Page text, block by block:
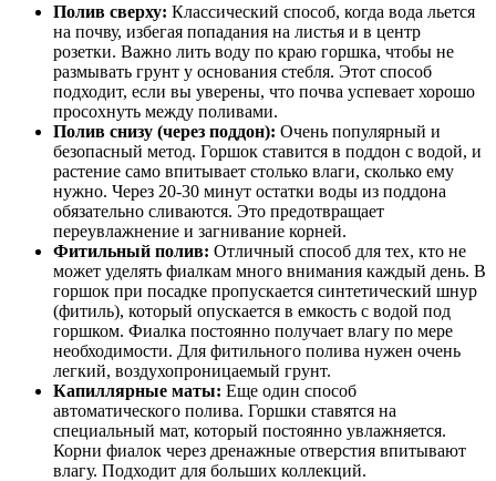
Полив сверху: Классический способ, когда вода льется
на почву, избегая попадания на листья и в центр
розетки. Важно лить воду по краю горшка, чтобы не
размывать грунт у основания стебля. Этот способ
подходит, если вы уверены, что почва успевает хорошо
просохнуть между поливами.
Полив снизу (через поддон): Очень популярный и
безопасный метод. Горшок ставится в поддон с водой, и
растение само впитывает столько влаги, сколько ему
нужно. Через 20-30 минут остатки воды из поддона
обязательно сливаются. Это предотвращает
переувлажнение и загнивание корней.
Фитильный полив: Отличный способ для тех, кто не
может уделять фиалкам много внимания каждый день. В
горшок при посадке пропускается синтетический шнур
(фитиль), который опускается в емкость с водой под
горшком. Фиалка постоянно получает влагу по мере
необходимости. Для фитильного полива нужен очень
легкий, воздухопроницаемый грунт.
Капиллярные маты: Еще один способ
автоматического полива. Горшки ставятся на
специальный мат, который постоянно увлажняется.
Корни фиалок через дренажные отверстия впитывают
влагу. Подходит для больших коллекций.